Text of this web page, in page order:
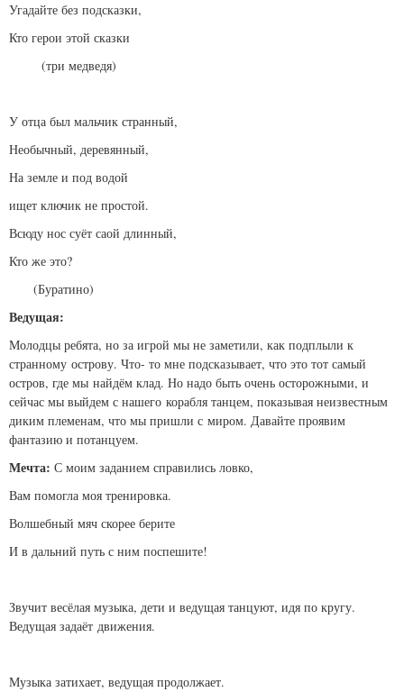
Угадайте без подсказки,
Кто герои этой сказки
(три медведя)
У отца был мальчик странный,
Необычный, деревянный,
На земле и под водой
ищет ключик не простой.
Всюду нос суёт саой длинный,
Кто же это?
(Буратино)
Ведущая:
Молодцы ребята, но за игрой мы не заметили, как подплыли к
странному острову. Что- то мне подсказывает, что это тот самый
остров, где мы найдём клад. Но надо быть очень осторожными, и
сейчас мы выйдем с нашего корабля танцем, показывая неизвестным
диким племенам, что мы пришли с миром. Давайте проявим
фантазию и потанцуем.
Мечта: С моим заданием справились ловко,
Вам помогла моя тренировка.
Волшебный мяч скорее берите
И в дальний путь с ним поспешите!
Звучит весёлая музыка, дети и ведущая танцуют, идя по кругу.
Ведущая задаёт движения.
Музыка затихает, ведущая продолжает.